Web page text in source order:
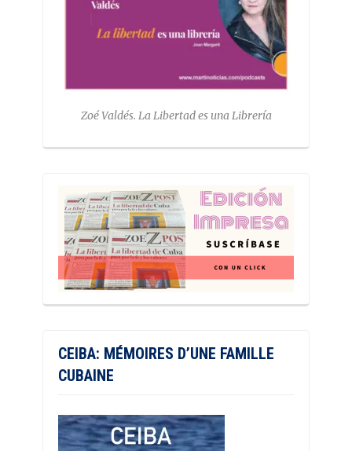
Zoé Valdés. La Libertad es una Librería
CEIBA: MÉMOIRES D’UNE FAMILLE
CUBAINE